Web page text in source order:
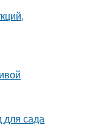
для сада